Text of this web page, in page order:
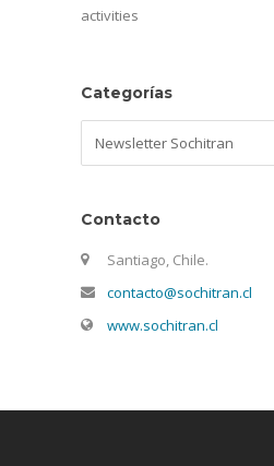
activities
Categorías
Contacto
Santiago, Chile.
contacto@sochitran.cl
www.sochitran.cl